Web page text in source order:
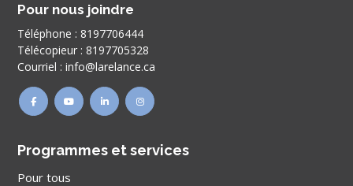
Pour nous joindre
Téléphone :8197706444
Télécopieur :8197705328
Courriel :info@larelance.ca
Programmes et services
Pour tous